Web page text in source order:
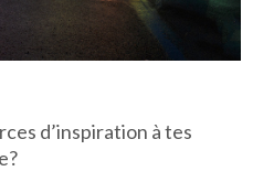
d’inspiration à tes